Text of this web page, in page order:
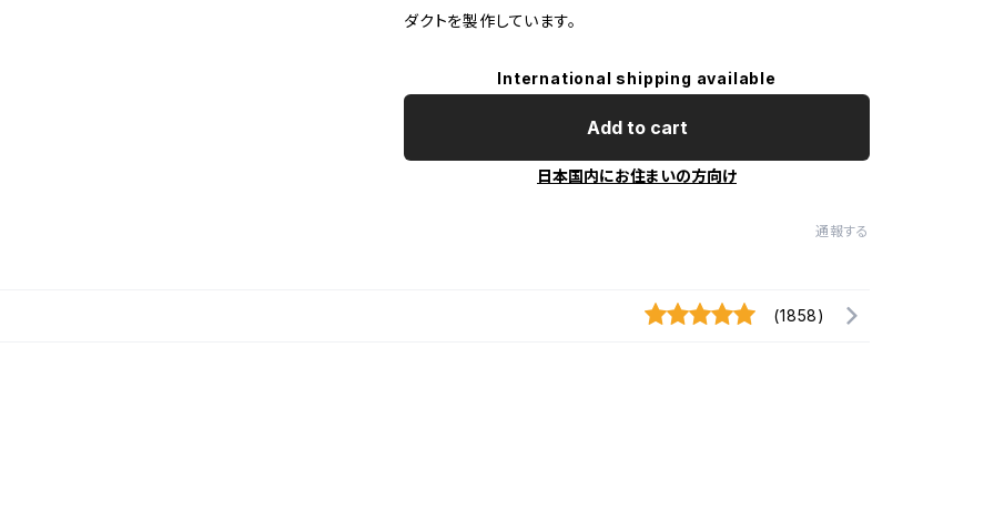
ダクトを製作しています。
International shipping available
Add to cart
日本国内にお住まいの方向け
通報する
(1858)